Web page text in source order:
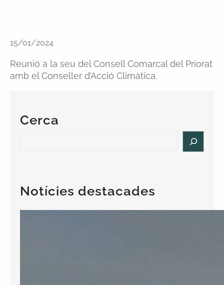
15/01/2024
Reunió a la seu del Consell Comarcal del Priorat
amb el Conseller d’Acció Climàtica.
Cerca
c
hNotícies destacades